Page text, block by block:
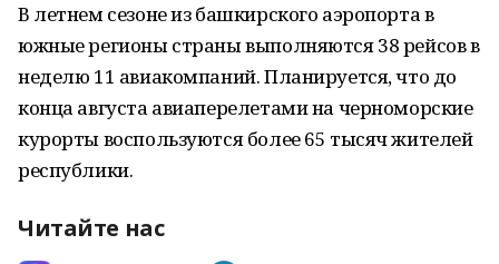
В летнем сезоне из башкирского аэропорта в
южные регионы страны выполняются 38 рейсов в
неделю 11 авиакомпаний. Планируется, что до
конца августа авиаперелетами на черноморские
курорты воспользуются более 65 тысяч жителей
республики.
Читайте нас